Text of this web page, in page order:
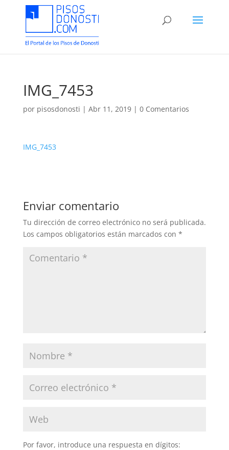
IMG_7453
por pisosdonosti | Abr 11, 2019| 0 Comentarios
IMG_7453
Enviar comentario
Tu dirección de correo electrónico no será publicada.
Los campos obligatorios están marcados con *
Por favor, introduce una respuesta en dígitos: